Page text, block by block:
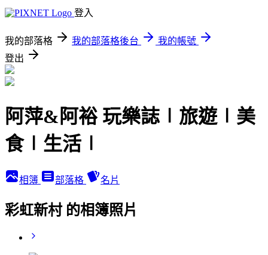
登入
我的部落格 我的部落格後台
我的帳號
登出
阿萍&阿裕 玩樂誌∣旅遊∣美
食∣生活∣
相簿 部落格 名片
彩虹新村 的相簿照片